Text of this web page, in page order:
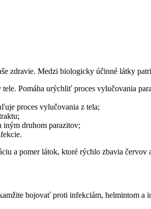
zdravie. Medzi biologicky účinné látky
Pomáha urýchliť proces vylučovania
proces vylučovania z tela;
iným druhom parazitov;
a pomer látok, ktoré rýchlo zbavia červov
bojovať proti infekciám, helmintom a